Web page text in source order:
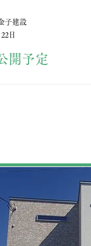
開予定
子建設
日